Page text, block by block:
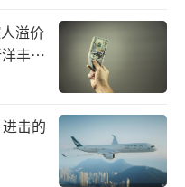
业人员向北京商报
般指达到了人类
物食品不会添加过
较大程度地保留食
人而言的，对于
品质的饲料级狗粮
溢价
丰、
击的